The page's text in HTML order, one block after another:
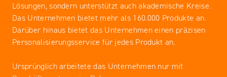
Lösungen, sondern unterstützt auch akademische Kreise.
Das Unternehmen bietet mehr als 160.000 Produkte an.
Darüber hinaus bietet das Unternehmen einen präzisen
Personalisierungsservice für jedes Produkt an.
Ursprünglich arbeitete das Unternehmen nur mit